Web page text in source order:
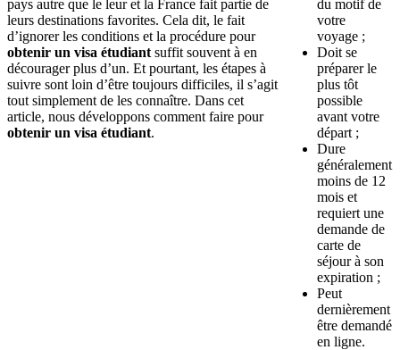
pays autre que le leur et la France fait partie de
leurs destinations favorites. Cela dit, le fait
d’ignorer les conditions et la procédure pour
obtenir un visa étudiant suffit souvent à en
décourager plus d’un. Et pourtant, les étapes à
suivre sont loin d’être toujours difficiles, il s’agit
tout simplement de les connaître. Dans cet
article, nous développons comment faire pour
obtenir un visa étudiant.
du motif de
votre
voyage ;
Doit se
préparer le
plus tôt
possible
avant votre
départ ;
Dure
généralement
moins de 12
mois et
requiert une
demande de
carte de
séjour à son
expiration ;
Peut
dernièrement
être demandé
en ligne.